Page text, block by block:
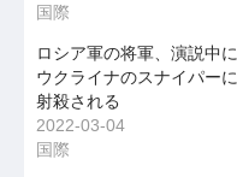
国際
ロシア軍の将軍、演説中に
ウクライナのスナイパーに
射殺される
2022-03-04
国際